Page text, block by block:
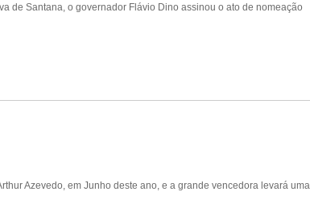
de Santana, o governador Flávio Dino assinou o ato de nomeação
Azevedo, em Junho deste ano, e a grande vencedora levará uma